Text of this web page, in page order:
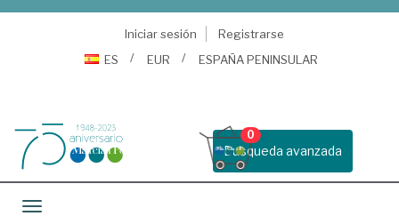
Iniciar sesión
Registrarse
ES
EUR ESPAÑA PENINSULAR
Busqueda avanzada
0
Toggle navigation